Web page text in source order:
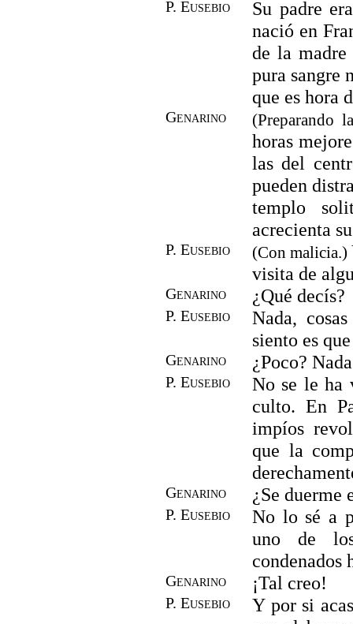
P. Eusebio
Su padre
nació en
de la madre
pura sangre
que es hora
Genarino (Preparando
horas
las del
pueden
templo
acrecienta
P. Eusebio (Con malicia.)
visita de
Genarino ¿Qué decís?
P. Eusebio
Nada,
siento es
Genarino ¿Poco?
P. Eusebio
No se le ha
culto. En
impíos
que la
Genarino ¿Se duerme
P. Eusebio
No lo sé a
uno de
condenados
Genarino ¡Tal creo!
P. Eusebio
Y por si